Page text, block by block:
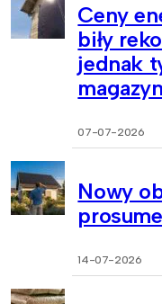
Ceny
biły
jednak
07-07-2026
Nowy
14-07-2026